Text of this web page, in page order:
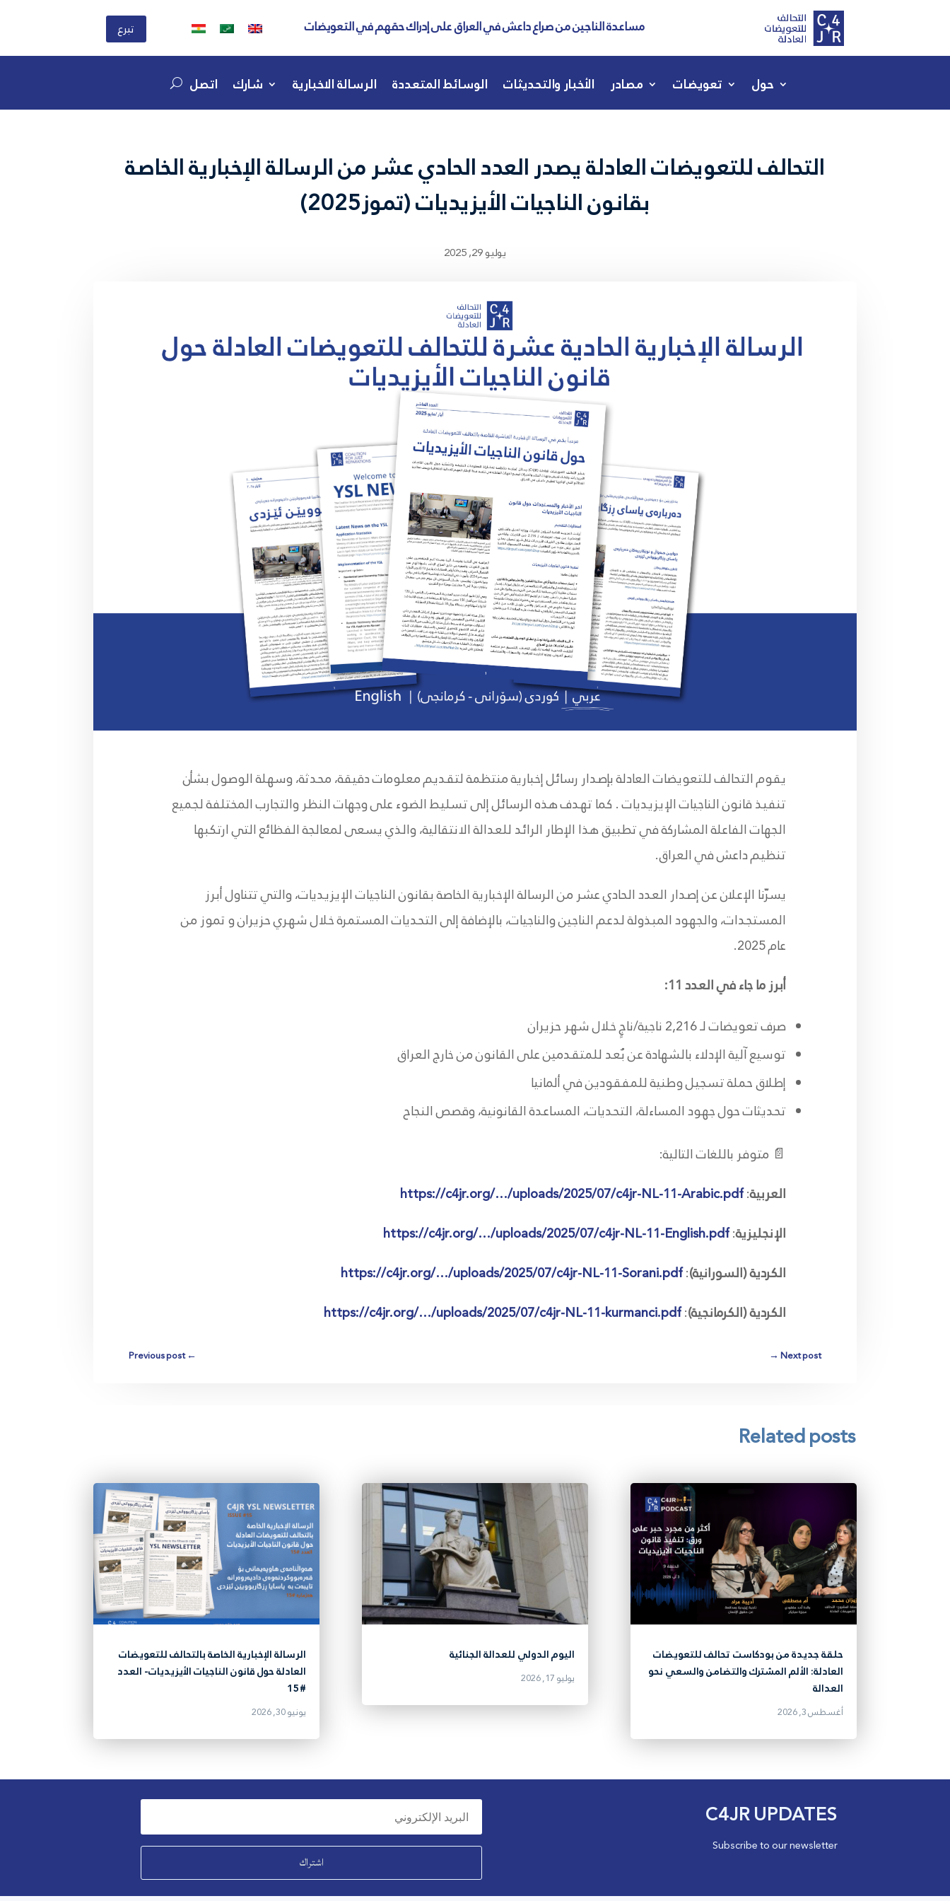
تبرع مساعدة الناجين من صراع داعش في العراق على إدراك حقهم في التعويضات
حول تعويضات مصادر الأخبار والتحديثات الوسائط المتعددة الرسالة الاخبارية شارك اتصل
التحالف للتعويضات العادلة يصدر العدد الحادي عشر من الرسالة الإخبارية الخاصة
بقانون الناجيات الأيزيديات (تموز2025)
يوليو 29, 2025
يقوم التحالف للتعويضات العادلة بإصدار رسائل إخبارية منتظمة لتقديم معلومات دقيقة، محدثة، وسهلة الوصول بشأن
تنفيذ قانون الناجيات الإيزيديات . كما تهدف هذه الرسائل إلى تسليط الضوء على وجهات النظر والتجارب المختلفة لجميع
الجهات الفاعلة المشاركة في تطبيق هذا الإطار الرائد للعدالة الانتقالية، والذي يسعى لمعالجة الفظائع التي ارتكبها
تنظيم داعش في العراق.
يسرّنا الإعلان عن إصدار العدد الحادي عشر من الرسالة الإخبارية الخاصة بقانون الناجيات الإيزيديات، والتي تتناول أبرز
المستجدات، والجهود المبذولة لدعم الناجين والناجيات، بالإضافة إلى التحديات المستمرة خلال شهري حزيران و تموز من
عام 2025.
أبرز ما جاء في العدد 11:
صرف تعويضات لـ 2,216 ناجية/ناجٍ خلال شهر حزيران
توسيع آلية الإدلاء بالشهادة عن بُعد للمتقدمين على القانون من خارج العراق
إطلاق حملة تسجيل وطنية للمفقودين في ألمانيا
تحديثات حول جهود المساءلة، التحديات، المساعدة القانونية، وقصص النجاح
📄 متوفر باللغات التالية:
العربية:
https://c4jr.org/…/uploads/2025/07/c4jr-NL-11-Arabic.pdf
الإنجليزية:
https://c4jr.org/…/uploads/2025/07/c4jr-NL-11-English.pdf
الكردية (السورانية):
https://c4jr.org/…/uploads/2025/07/c4jr-NL-11-Sorani.pdf
الكردية (الكرمانجية):
https://c4jr.org/…/uploads/2025/07/c4jr-NL-11-kurmanci.pdf
←
Previous post Next post
→
Related posts
حلقة جديدة من بودكاست تحالف للتعويضات
العادلة: الألم المشترك والتضامن والسعي نحو
العدالة
أغسطس 3, 2026
اليوم الدولي للعدالة الجنائية
يوليو 17, 2026
الرسالة الإخبارية الخاصة بالتحالف للتعويضات
العادلة حول قانون الناجيات الأيزيديات- العدد
#15
يونيو 30, 2026
C4JR UPDATES
Subscribe to our newsletter
اشتراك